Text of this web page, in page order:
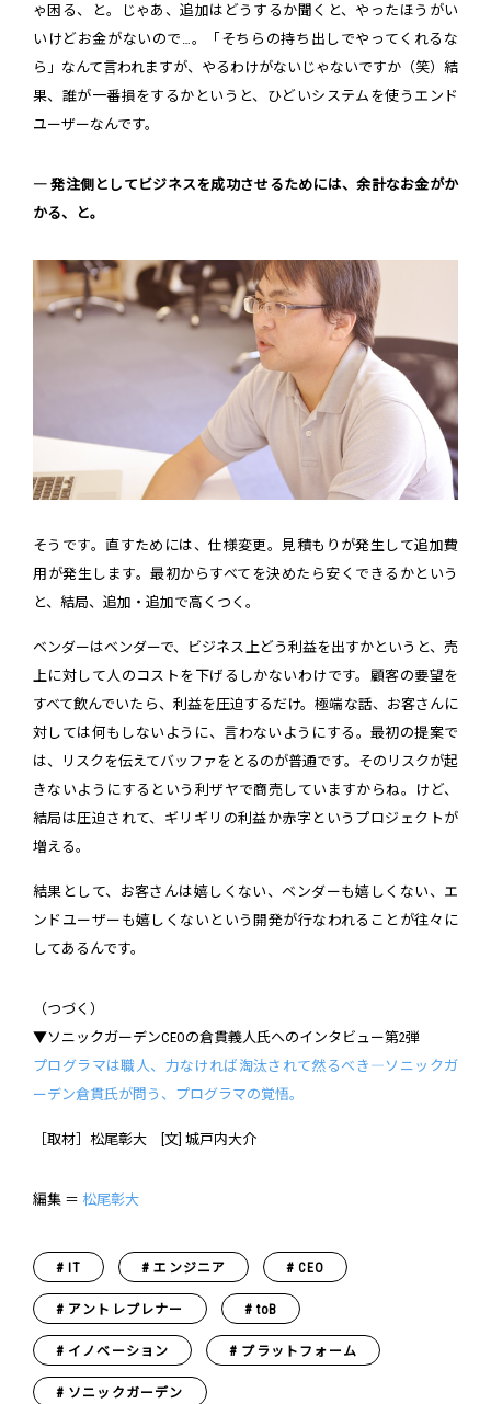
ゃ困る、と。じゃあ、追加はどうするか聞くと、やったほうがい
いけどお金がないので…。「そちらの持ち出しでやってくれるな
ら」なんて言われますが、やるわけがないじゃないですか（笑）結
果、誰が一番損をするかというと、ひどいシステムを使うエンド
ユーザーなんです。
― 発注側としてビジネスを成功させるためには、余計なお金がか
かる、と。
そうです。直すためには、仕様変更。見積もりが発生して追加費
用が発生します。最初からすべてを決めたら安くできるかという
と、結局、追加・追加で高くつく。
ベンダーはベンダーで、ビジネス上どう利益を出すかというと、売
上に対して人のコストを下げるしかないわけです。顧客の要望を
すべて飲んでいたら、利益を圧迫するだけ。極端な話、お客さんに
対しては何もしないように、言わないようにする。最初の提案で
は、リスクを伝えてバッファをとるのが普通です。そのリスクが起
きないようにするという利ザヤで商売していますからね。けど、
結局は圧迫されて、ギリギリの利益か赤字というプロジェクトが
増える。
結果として、お客さんは嬉しくない、ベンダーも嬉しくない、エ
ンドユーザーも嬉しくないという開発が行なわれることが往々に
してあるんです。
（つづく）
▼ソニックガーデンCEOの倉貫義人氏へのインタビュー第2弾
プログラマは職人、力なければ淘汰されて然るべき―ソニックガ
ーデン倉貫氏が問う、プログラマの覚悟。
［取材］松尾彰大 [文] 城戸内大介
編集 ＝ 松尾彰大
IT エンジニア CEO
アントレプレナー toB
イノベーション プラットフォーム
ソニックガーデン